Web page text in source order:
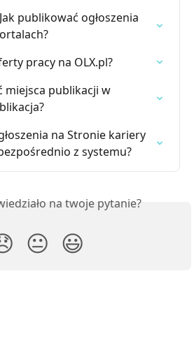
publikować ogłoszenia
pracy na OLX.pl?
miejsca publikacji w
na Stronie kariery
z systemu?
na twoje pytanie?
😐 😃